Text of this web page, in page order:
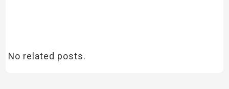
No related posts.